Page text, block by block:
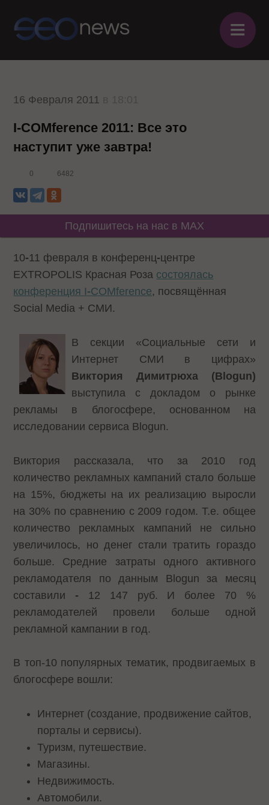
≡
16 Февраля 2011
I-COMference 2011: Все это
наступит уже завтра!
0 6482
Подпишитесь на нас в MAX
10-11 февраля в конференц-центре
EXTROPOLIS Красная Роза состоялась
конференция I-COMference, посвящённая
Social Media + СМИ.
В секции «Социальные сети и
Интернет СМИ в цифрах»
Виктория Димитрюха
(Blogun)
выступила с докладом о рынке
рекламы в блогосфере, основанном на
исследовании сервиса Blogun.
Виктория рассказала, что за 2010 год
количество рекламных кампаний стало больше
на 15%, бюджеты на их реализацию выросли
на 30% по сравнению с 2009 годом. Т.е. общее
количество рекламных кампаний не сильно
увеличилось, но денег стали тратить гораздо
больше. Средние затраты одного активного
рекламодателя по данным Blogun за месяц
составили - 12 147 руб. И более 70 %
рекламодателей провели больше одной
рекламной кампании в год.
В топ-10 популярных тематик, продвигаемых в
блогосфере вошли:
Интернет (создание, продвижение сайтов,
порталы и сервисы).
Туризм, путешествие.
Магазины.
Недвижимость.
Автомобили.